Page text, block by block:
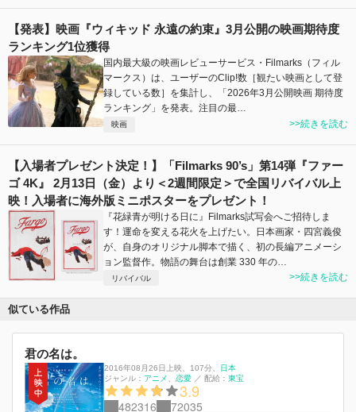
【発表】映画『ウィキッド 永遠の約束』3月公開の映画期待度
ランキング1位獲得
国内最大級の映画レビューサービス・Filmarks（フィル
マークス）は、ユーザーのClip!数［観たい映画として登
録している数］を集計し、「2026年3月公開映画 期待度
ランキング」を発表。注目の最…
映画 >>続きを読む
【入場者プレゼント決定！】「Filmarks 90’s」第14弾『ファー
ゴ 4K』 2月13日（金）より＜2週間限定＞で全国リバイバル上
映！入場者に海外版ミニポスターをプレゼント！
『花緑青が明ける日に』Filmarks試写会へご招待しま
す！運命を変える花火を上げたい。日本画家・四宮義俊
が、自身のオリジナル脚本で描く、初の長編アニメーシ
ョン監督作。物語の舞台は創業 330 年の…
リバイバル >>続きを読む
似ている作品
君の名は。
2016年08月26日上映 107分
日本
ジャンル： アニメ 恋愛 ／ 配給： 東宝
3.9
482316 72035